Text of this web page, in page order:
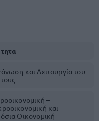
και Λειτουργία του
–
και
Οικονομική